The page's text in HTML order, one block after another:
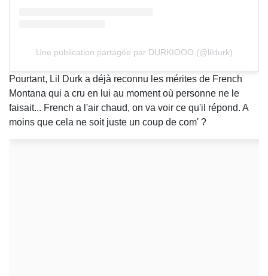
Une publication partagée par DURKIOOO (@lildurk)
Pourtant, Lil Durk a déjà reconnu les mérites de French
Montana qui a cru en lui au moment où personne ne le
faisait... French a l'air chaud, on va voir ce qu'il répond. A
moins que cela ne soit juste un coup de com' ?